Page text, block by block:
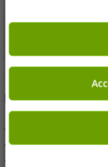
BENEFICI
ACQUISTO SU
100 Giorni per
Spedizione